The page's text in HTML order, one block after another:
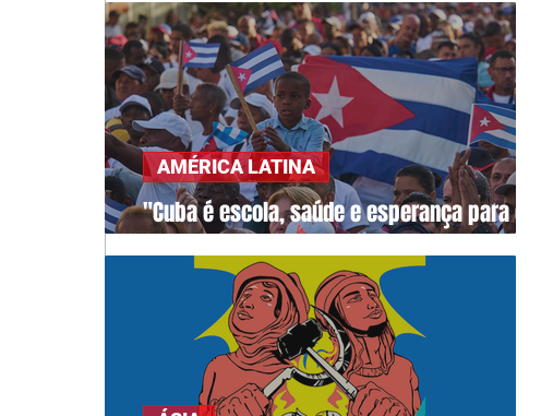
"Cuba é escola, saúde e esperança para o
AMÉRICA LATINA